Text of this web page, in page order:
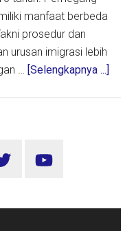
manfaat berbeda
prosedur dan
urusan imigrasi lebih
… [Selengkapnya ...]